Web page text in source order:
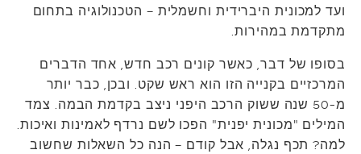
ועד למכונית היברידית וחשמלית – הטכנולוגיה בתחום
מתקדמת במהירות.
בסופו של דבר, כאשר קונים רכב חדש, אחד הדברים
המרכזיים בקנייה הזו הוא ראש שקט. ובכן, כבר יותר
מ-50 שנה ששוק הרכב היפני ניצב בקדמת הבמה. צמד
המילים "מכונית יפנית" הפכו לשם נרדף לאמינות ואיכות.
למה? תכף נגלה, אבל קודם – הנה כל השאלות שחשוב